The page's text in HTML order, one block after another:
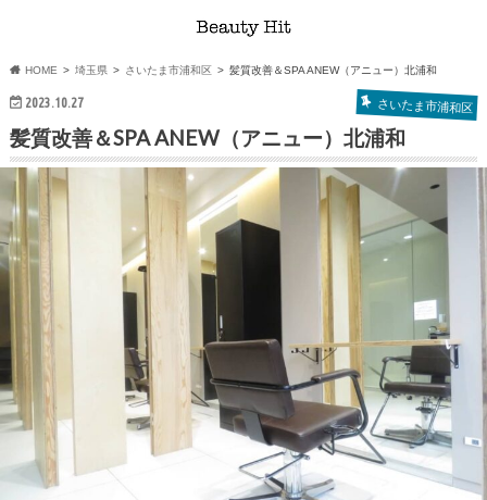
HOME 埼玉県 さいたま市浦和区 髪質改善＆SPA ANEW（アニュー）北浦和
2023.10.27 さいたま市浦和区
髪質改善＆SPA ANEW（アニュー）北浦和